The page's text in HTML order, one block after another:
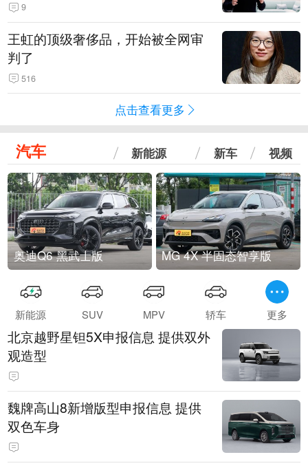
9
王虹的顶级奢侈品，开始被全网审
判了
516
点击查看更多
汽车 新能源 新车 视频
奥迪Q6 黑武士版 MG 4X 半固态智享版
新能源 SUV MPV 轿车 更多
北京越野星钽5X申报信息 提供双外
观造型
魏牌高山8新增版型申报信息 提供
双色车身